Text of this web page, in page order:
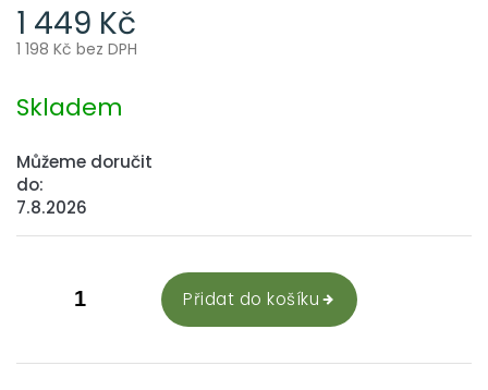
1 449 Kč
1 198 Kč bez DPH
cena:
Skladem
Můžeme doručit
do:
7.8.2026
Přidat do košíku